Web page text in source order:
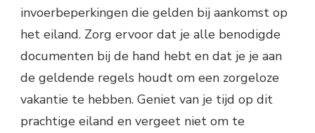
invoerbeperkingen die gelden bij aankomst op
het eiland. Zorg ervoor dat je alle benodigde
documenten bij de hand hebt en dat je je aan
de geldende regels houdt om een zorgeloze
vakantie te hebben. Geniet van je tijd op dit
prachtige eiland en vergeet niet om te